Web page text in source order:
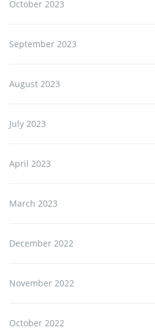
October 2023
September 2023
August 2023
July 2023
April 2023
March 2023
December 2022
November 2022
October 2022